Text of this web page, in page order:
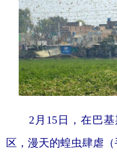
2月15日，在巴
区，漫天的蝗虫肆虐